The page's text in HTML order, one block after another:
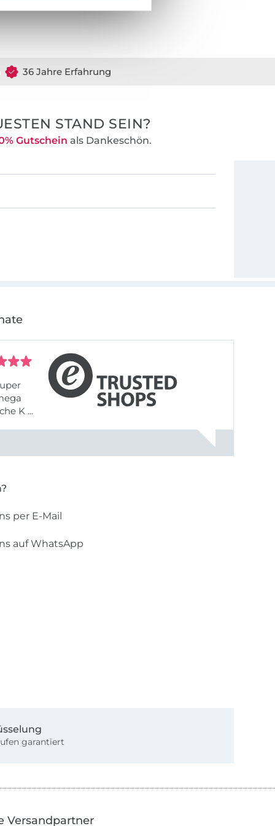
Kanal
36 Jahre Erfahrung
STAND SEIN?
Gutschein als Dankeschön.
K ...
per E-Mail
auf WhatsApp
garantiert
Versandpartner